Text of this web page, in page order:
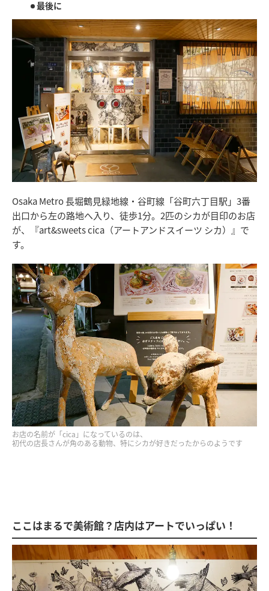
最後に
Osaka Metro 長堀鶴見緑地線・谷町線「谷町六丁目駅」3番
出口から左の路地へ入り、徒歩1分。2匹のシカが目印のお店
が、『art&sweets cica（アートアンドスイーツ シカ）』で
す。
お店の名前が「cica」になっているのは、
初代の店長さんが角のある動物、特にシカが好きだったからのようです
ここはまるで美術館？店内はアートでいっぱい！